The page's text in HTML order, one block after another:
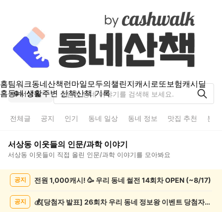
홈팀워크동네산책런마일모두의챌린지캐시로또보험캐시딜
홈동네 생활주변 산책산책 기록
서상동
전체글 공지 인기 동네 일상 동네 정보 맛집 추천 분
서상동 이웃들의 인문/과학이야기
서상동 이웃들이 직접 올린 인문/과학 이야기를 모아봐요
공지 전원 1,000캐시! 🥳 우리 동네 썰전 14회차 OPEN (~8/17)
공지 💰[당첨자 발표] 26회차 우리 동네 정보왕 이벤트 당첨자를 발표합니다!